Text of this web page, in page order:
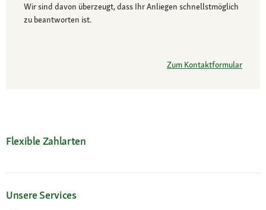
Wir sind davon überzeugt, dass Ihr Anliegen schnellstmöglich
zu beantworten ist.
Zum Kontaktformular
Flexible Zahlarten
Unsere Services